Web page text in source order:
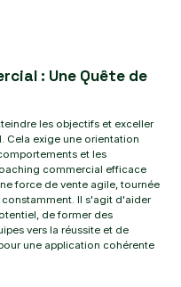
: Une Quête de
les objectifs et exceller
Cela exige une orientation
et les
commercial efficace
force de vente agile, tournée
constamment. Il s'agit d'aider
de former des
vers la réussite et de
une application cohérente